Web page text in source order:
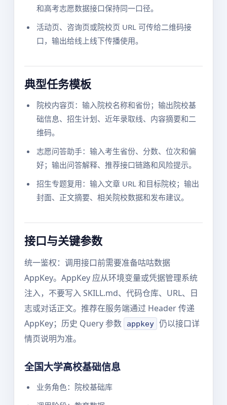
和高考志愿数据接口保持同一口径。
活动页、咨询页或院校页 URL 可传给二维码接
口，输出给线上线下传播使用。
典型任务模板
院校内容页：输入院校名称和省份；输出院校基
础信息、招生计划、近年录取线、内容摘要和二
维码。
志愿问答助手：输入考生省份、分数、位次和偏
好；输出问答解释、推荐接口链路和风险提示。
招生专题复用：输入文章 URL 和目标院校；输出
封面、正文摘要、相关院校数据和发布建议。
接口与关键参数
统一鉴权：调用接口前需要准备咕咕数据
AppKey。AppKey 应从环境变量或凭据管理系统
注入，不要写入 SKILL.md、代码仓库、URL、日
志或对话正文。推荐在服务端通过 Header 传递
AppKey；历史 Query 参数
appkey 仍以接口详
情页说明为准。
全国大学高校基础信息
业务角色：院校基础库